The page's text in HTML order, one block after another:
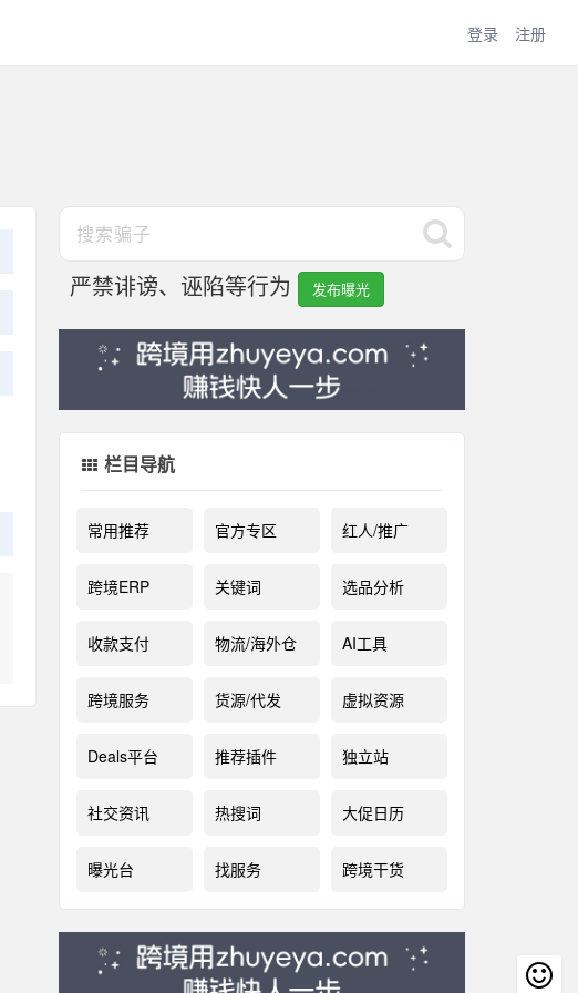
登录 注册
严禁诽谤、诬陷等行为 发布曝光
栏目导航
常用推荐 官方专区 红人/推广
跨境ERP 关键词 选品分析
收款支付 物流/海外仓 AI工具
跨境服务 货源/代发 虚拟资源
Deals平台 推荐插件 独立站
社交资讯 热搜词 大促日历
曝光台 找服务 跨境干货